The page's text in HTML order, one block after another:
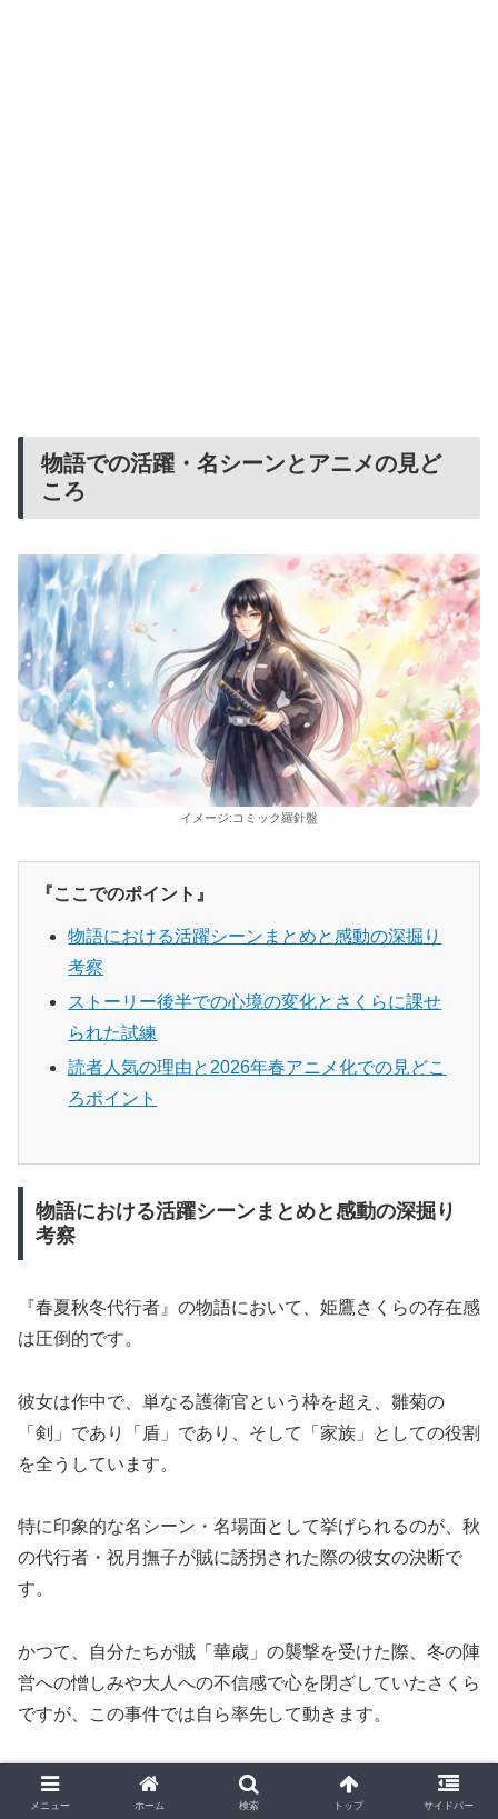
物語での活躍・名シーンとアニメの見ど
ころ
イメージ:コミック羅針盤
『ここでのポイント』
物語における活躍シーンまとめと感動の深掘り
考察
ストーリー後半での心境の変化とさくらに課せ
られた試練
読者人気の理由と2026年春アニメ化での見どこ
ろポイント
物語における活躍シーンまとめと感動の深掘り
考察
『春夏秋冬代行者』の物語において、姫鷹さくらの存在感
は圧倒的です。
彼女は作中で、単なる護衛官という枠を超え、雛菊の
「剣」であり「盾」であり、そして「家族」としての役割
を全うしています。
特に印象的な名シーン・名場面として挙げられるのが、秋
の代行者・祝月撫子が賊に誘拐された際の彼女の決断で
す。
かつて、自分たちが賊「華歳」の襲撃を受けた際、冬の陣
営への憎しみや大人への不信感で心を閉ざしていたさくら
ですが、この事件では自ら率先して動きます。
彼女は過去の因縁を乗り越え、寒椿狼星との接触を経て、
四季の代行者たちによる「共闘」を提案するのです。
メニュー ホーム 検索 トップ サイドバー